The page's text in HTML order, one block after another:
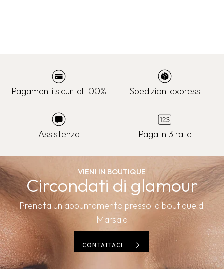
Pagamenti sicuri al 100% Spedizioni express
Assistenza Paga in 3 rate
VIENI IN BOUTIQUE
Circondati di glamour
Prenota un appuntamento presso la boutique di
Marsala
CONTATTACI